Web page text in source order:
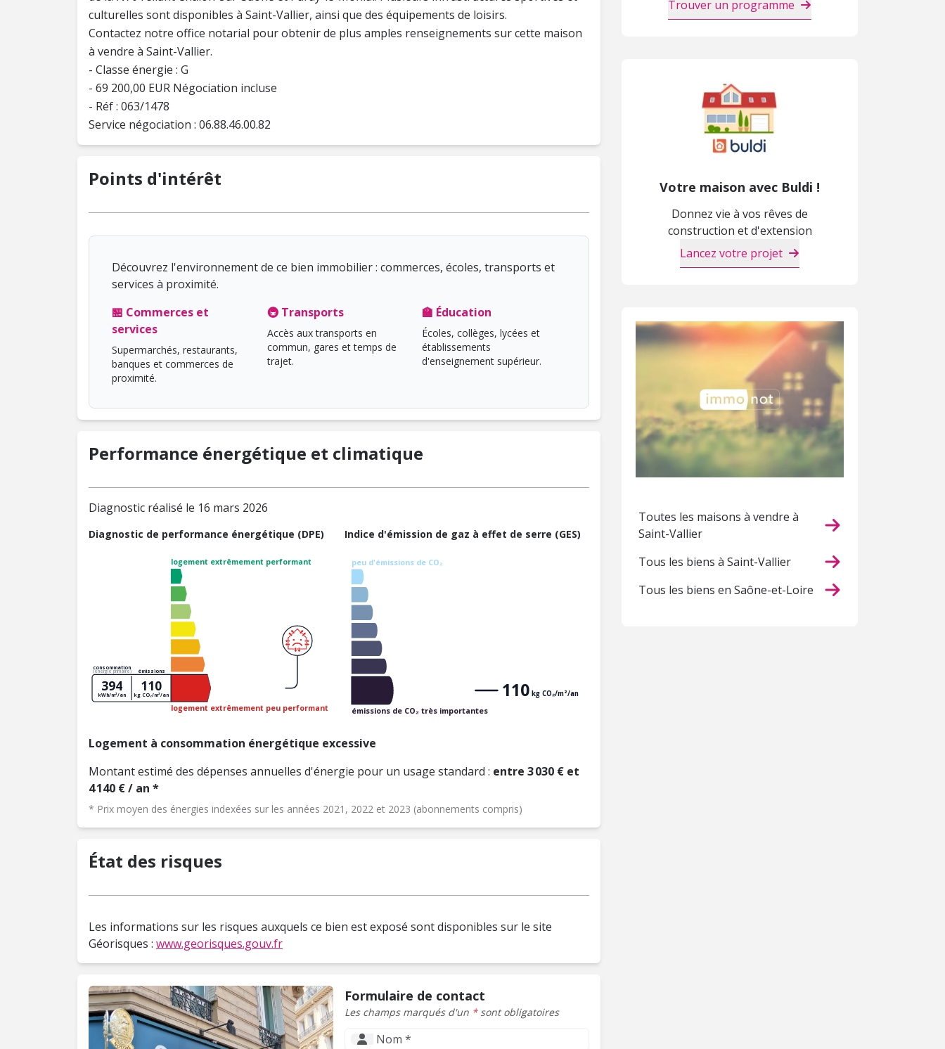
culturelles sont disponibles à Saint-Vallier, ainsi que des équipements de loisirs.
Contactez notre office notarial pour obtenir de plus amples renseignements sur cette maison
à vendre à Saint-Vallier.
- Classe énergie : G
- 69 200,00 EUR Négociation incluse
- Réf : 063/1478
Service négociation : 06.88.46.00.82
Points d'intérêt
Découvrez l'environnement de ce bien immobilier : commerces, écoles, transports et
services à proximité.
🏪 Commerces et
services
Supermarchés, restaurants,
banques et commerces de
proximité.
🚇 Transports
Accès aux transports en
commun, gares et temps de
trajet.
🏫 Éducation
Écoles, collèges, lycées et
établissements
d'enseignement supérieur.
Performance énergétique et climatique
Diagnostic réalisé le 16 mars 2026
Diagnostic de performance énergétique (DPE)
logement extrêmement performant
logement extrêmement peu performant
consommation
(énergie primaire) émissions
394
kWh/m²/an
110
kg CO₂/m²/an
Indice d'émission de gaz à effet de serre (GES)
peu d'émissions de CO₂
émissions de CO₂ très importantes
110 kg CO₂/m²/an
Logement à consommation énergétique excessive
Montant estimé des dépenses annuelles d'énergie pour un usage standard : entre 3 030 € et
4 140 € / an *
* Prix moyen des énergies indexées sur les années 2021, 2022 et 2023 (abonnements compris)
État des risques
Les informations sur les risques auxquels ce bien est exposé sont disponibles sur le site
Géorisques : www.georisques.gouv.fr
Formulaire de contact
Les champs marqués d'un *sont obligatoires
Trouver un programme
Votre maison avec Buldi !
Donnez vie à vos rêves de
construction et d'extension
Lancez votre projet
Toutes les maisons à vendre à
Saint-Vallier
Tous les biens à Saint-Vallier
Tous les biens en Saône-et-Loire